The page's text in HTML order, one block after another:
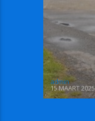
admin
15 MAART 2025